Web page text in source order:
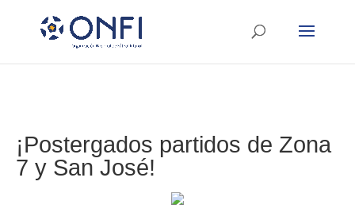
¡Postergados partidos de Zona
7 y San José!